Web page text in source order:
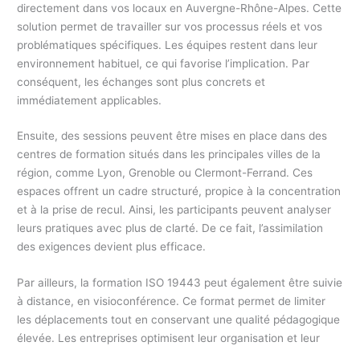
directement dans vos locaux en Auvergne-Rhône-Alpes. Cette
solution permet de travailler sur vos processus réels et vos
problématiques spécifiques. Les équipes restent dans leur
environnement habituel, ce qui favorise l’implication. Par
conséquent, les échanges sont plus concrets et
immédiatement applicables.
Ensuite, des sessions peuvent être mises en place dans des
centres de formation situés dans les principales villes de la
région, comme Lyon, Grenoble ou Clermont-Ferrand. Ces
espaces offrent un cadre structuré, propice à la concentration
et à la prise de recul. Ainsi, les participants peuvent analyser
leurs pratiques avec plus de clarté. De ce fait, l’assimilation
des exigences devient plus efficace.
Par ailleurs, la formation ISO 19443 peut également être suivie
à distance, en visioconférence. Ce format permet de limiter
les déplacements tout en conservant une qualité pédagogique
élevée. Les entreprises optimisent leur organisation et leur